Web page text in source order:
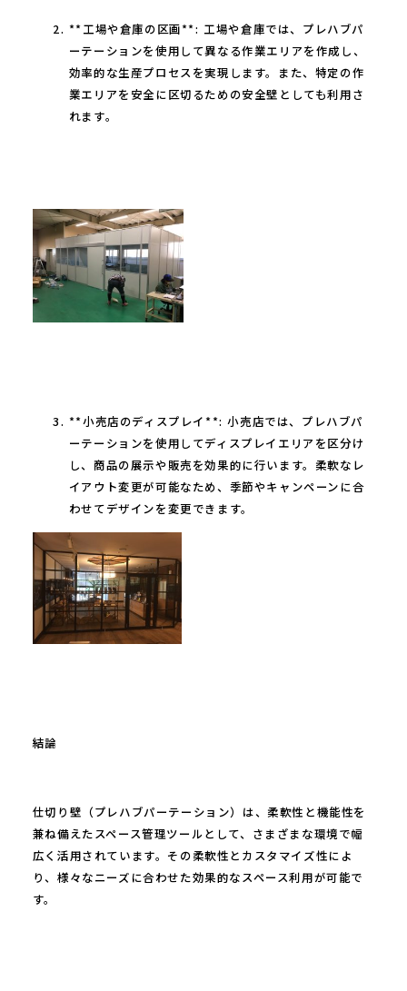
**工場や倉庫の区画**: 工場や倉庫では、プレハブパ
ーテーションを使用して異なる作業エリアを作成し、
効率的な生産プロセスを実現します。また、特定の作
業エリアを安全に区切るための安全壁としても利用さ
れます。
**小売店のディスプレイ**: 小売店では、プレハブパ
ーテーションを使用してディスプレイエリアを区分け
し、商品の展示や販売を効果的に行います。柔軟なレ
イアウト変更が可能なため、季節やキャンペーンに合
わせてデザインを変更できます。
結論
仕切り壁（プレハブパーテーション）は、柔軟性と機能性を
兼ね備えたスペース管理ツールとして、さまざまな環境で幅
広く活用されています。その柔軟性とカスタマイズ性によ
り、様々なニーズに合わせた効果的なスペース利用が可能で
す。